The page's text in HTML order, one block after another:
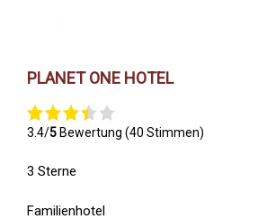
PLANET ONE HOTEL
3.4/5 Bewertung (40 Stimmen)
3 Sterne
Familienhotel